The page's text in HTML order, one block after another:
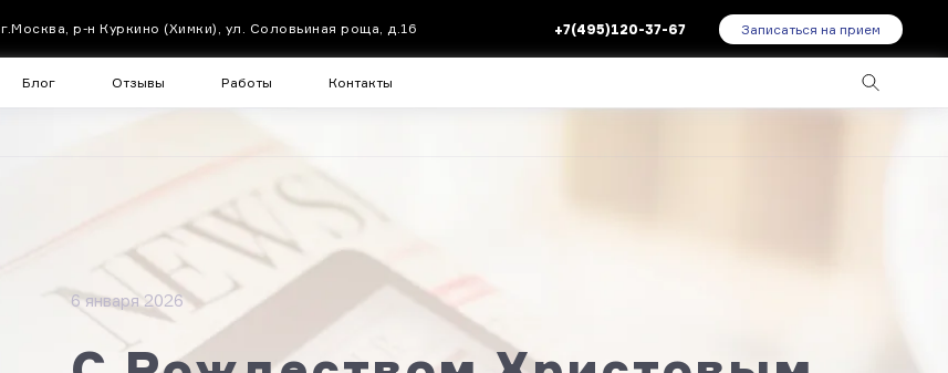
6 января 2026
г.Москва, р-н Куркино (Химки), ул. Соловьиная роща, д.16
Блог Отзывы Работы Контакты
+7(495)120-37-67 Записаться на прием